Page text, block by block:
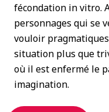
fécondation in vitro.
personnages qui se
vouloir
situation plus que
où il est enfermé le
imagination.